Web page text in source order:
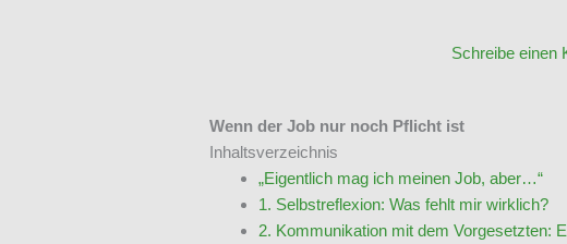
Schreibe einen
Wenn der Job nur noch Pflicht ist
Inhaltsverzeichnis
„Eigentlich mag ich meinen Job, aber…“
1. Selbstreflexion: Was fehlt mir wirklich?
2. Kommunikation mit dem Vorgesetzten: